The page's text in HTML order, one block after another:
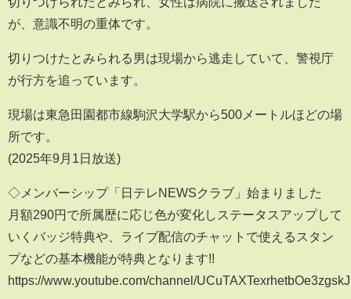
が、意識不明の重体です。
切りつけたとみられる男は現場から逃走していて、警視庁
が行方を追っています。
現場は東急田園都市線駒沢大学駅から500メートルほどの場
所です。
(2025年9月1日放送)
◇メンバーシップ「日テレNEWSクラブ」始まりました
月額290円で所属歴に応じ色が変化しステータスアップして
いくバッジ特典や、ライブ配信のチャットで使えるスタン
プなどの基本機能が特典となります!!
https://www.youtube.com/channel/